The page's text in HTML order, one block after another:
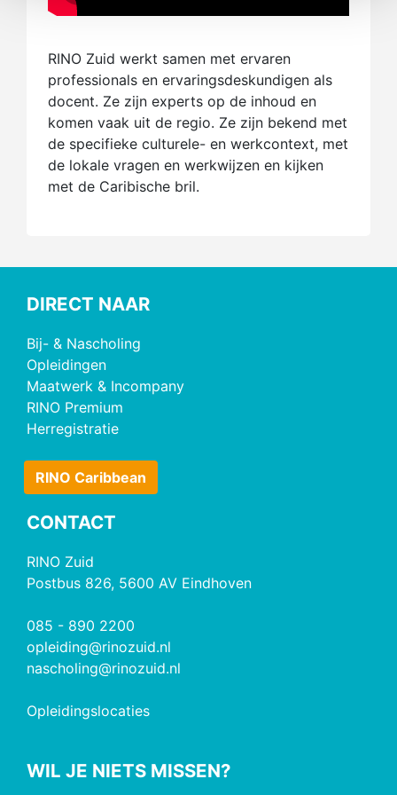
RINO Zuid werkt samen met ervaren
professionals en ervaringsdeskundigen als
docent. Ze zijn experts op de inhoud en
komen vaak uit de regio. Ze zijn bekend met
de specifieke culturele- en werkcontext, met
de lokale vragen en werkwijzen en kijken
met de Caribische bril.
DIRECT NAAR
Bij- & Nascholing
Opleidingen
Maatwerk & Incompany
RINO Premium
Herregistratie
RINO Caribbean
CONTACT
RINO Zuid
Postbus 826, 5600 AV Eindhoven
085 - 890 2200
opleiding@rinozuid.nl
nascholing@rinozuid.nl
Opleidingslocaties
WIL JE NIETS MISSEN?